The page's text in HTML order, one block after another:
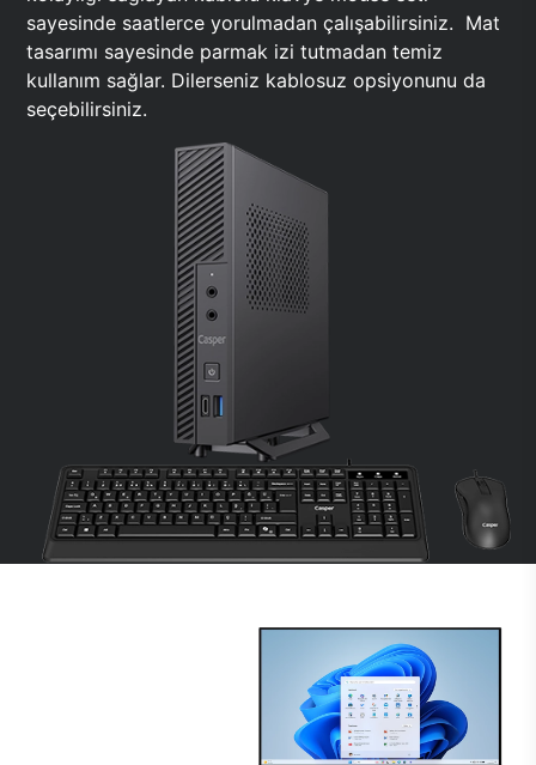
sayesinde saatlerce yorulmadan çalışabilirsiniz. Mat
tasarımı sayesinde parmak izi tutmadan temiz
kullanım sağlar. Dilerseniz kablosuz opsiyonunu da
seçebilirsiniz.